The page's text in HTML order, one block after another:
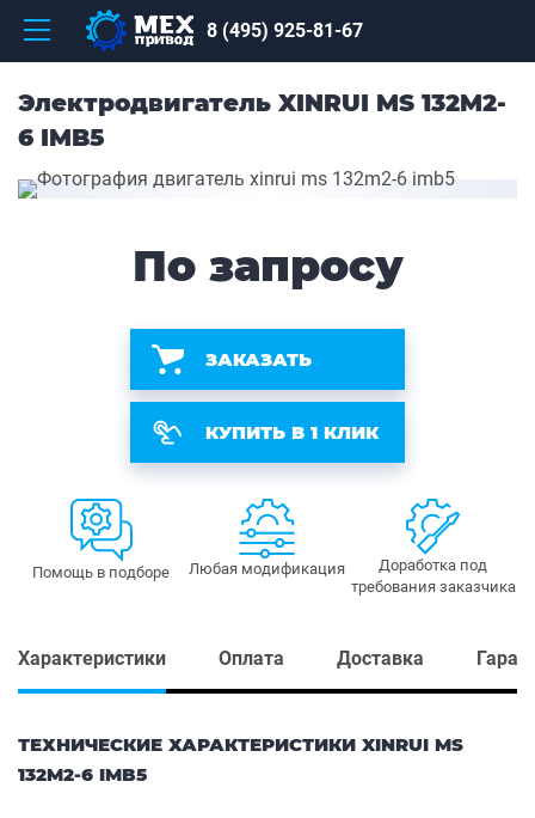
8 (495) 925-81-67
Электродвигатель XINRUI MS 132M2-
6 IMB5
По запросу
ЗАКАЗАТЬ
КУПИТЬ В 1 КЛИК
Помощь в подборе Любая модификация
Доработка под
требования заказчика
Характеристики Оплата Доставка
ТЕХНИЧЕСКИЕ ХАРАКТЕРИСТИКИ XINRUI MS
132M2-6 IMB5